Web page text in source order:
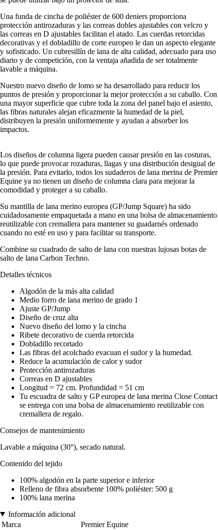
Una funda de cincha de poliéster de 600 deniers proporciona
protección antirozaduras y las correas dobles ajustables con velcro y
las correas en D ajustables facilitan el atado. Las cuerdas retorcidas
decorativas y el dobladillo de corte europeo le dan un aspecto elegante
y sofisticado. Un cubresillín de lana de alta calidad, adecuado para uso
diario y de competición, con la ventaja añadida de ser totalmente
lavable a máquina.
Nuestro nuevo diseño de lomo se ha desarrollado para reducir los
puntos de presión y proporcionar la mejor protección a su caballo. Con
una mayor superficie que cubre toda la zona del panel bajo el asiento,
las fibras naturales alejan eficazmente la humedad de la piel,
distribuyen la presión uniformemente y ayudan a absorber los
impactos.
Los diseños de columna ligera pueden causar presión en las costuras,
lo que puede provocar rozaduras, llagas y una distribución desigual de
la presión. Para evitarlo, todos los sudaderos de lana merina de Premier
Equine ya no tienen un diseño de columna clara para mejorar la
comodidad y proteger a su caballo.
Su mantilla de lana merino europea (GP/Jump Square) ha sido
cuidadosamente empaquetada a mano en una bolsa de almacenamiento
reutilizable con cremallera para mantener su guadarnés ordenado
cuando no esté en uso y para facilitar su transporte.
Combine su cuadrado de salto de lana con nuestras lujosas botas de
salto de lana Carbon Techno.
Detalles técnicos
Algodón de la más alta calidad
Medio forro de lana merino de grado 1
Ajuste GP/Jump
Diseño de cruz alta
Nuevo diseño del lomo y la cincha
Ribete decorativo de cuerda retorcida
Dobladillo recortado
Las fibras del acolchado evacuan el sudor y la humedad.
Reduce la acumulación de calor y sudor
Protección antirozaduras
Correas en D ajustables
Longitud = 72 cm. Profundidad = 51 cm
Tu escuadra de salto y GP europea de lana merina Close Contact
se entrega con una bolsa de almacenamiento reutilizable con
cremallera de regalo.
Consejos de mantenimiento
Lavable a máquina (30°), secado natural.
Contenido del tejido
100% algodón en la parte superior e inferior
Relleno de fibra absorbente 100% poliéster: 500 g
100% lana merina
Información adicional
Marca
Premier Equine